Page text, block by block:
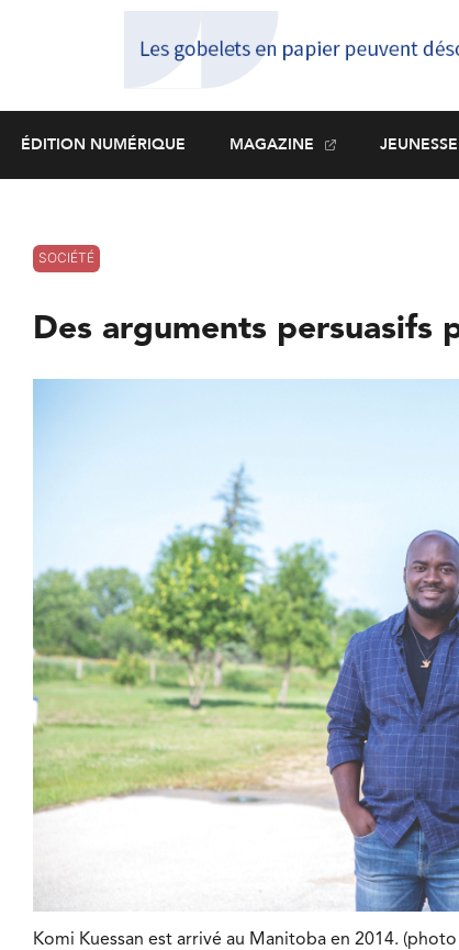
ÉDITION NUMÉRIQUE MAGAZINE JEUNESSE
SOCIÉTÉ
Des arguments persuasifs
Komi Kuessan est arrivé au Manitoba en 2014.